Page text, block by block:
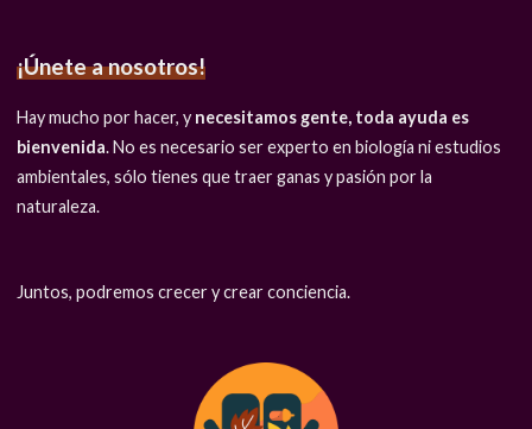
¡Únete a nosotros!
Hay mucho por hacer, y necesitamos gente, toda ayuda es
bienvenida. No es necesario ser experto en biología ni estudios
ambientales, sólo tienes que traer ganas y pasión por la
naturaleza.
Juntos, podremos crecer y crear conciencia.